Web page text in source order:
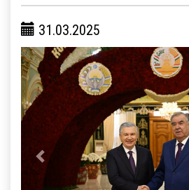
31.03.2025